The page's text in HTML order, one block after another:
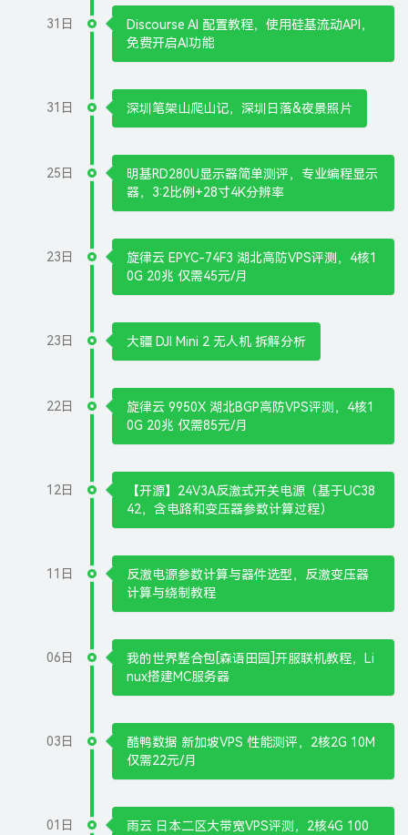
31日
Discourse AI 配置教程，使用硅基流动API，
免费开启AI功能
31日 深圳笔架山爬山记，深圳日落&夜景照片
25日
明基RD280U显示器简单测评，专业编程显示
器，3:2比例+28寸4K分辨率
23日
旋律云 EPYC-74F3 湖北高防VPS评测，4核1
0G 20兆 仅需45元/月
23日 大疆 DJI Mini 2 无人机 拆解分析
22日
旋律云 9950X 湖北BGP高防VPS评测，4核1
0G 20兆 仅需85元/月
12日
【开源】24V3A反激式开关电源（基于UC38
42，含电路和变压器参数计算过程）
11日
反激电源参数计算与器件选型，反激变压器
计算与绕制教程
06日
我的世界整合包[森语田园]开服联机教程，Li
nux搭建MC服务器
03日
酷鸭数据 新加坡VPS 性能测评，2核2G 10M
仅需22元/月
01日
雨云 日本二区大带宽VPS评测，2核4G 100